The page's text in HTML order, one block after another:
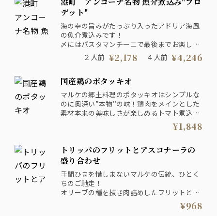
ます。ご了承ください。 ※お客様の安全
性を最優先に考え、アレルギー対応は行っ
ておりません。 ※パスタマンチーニ、ビ
ステッカはご提供までにお時間をいただい
ております。 ※お通し(席料)代をお一人様
399円頂いております。
デット"
海の幸の旨みがたっぷり入ったアドリア海風
の魚介煮込みです！
〆にはパスタマンチーニで最後までお楽しみ
ください♪２人前 ¥2,178 ４人前 ¥4,246
国産鶏のポタッキオ
マルケの郷土料理のポタッキオはシンプルな
のに奥深い”本物”の味！鶏肉をメインとした
素材本来の美味しさが楽しめるトマト煮込み
¥1,848
トリッパのフリットとアスコナーラの
盛り合わせ
手間ひまを惜しまないマルケの伝統、ひとく
ちのご馳走！
オリーブの種を抜き肉詰めしたフリットと、
カラッと揚げたトリッパの盛り合わせはどん
¥968